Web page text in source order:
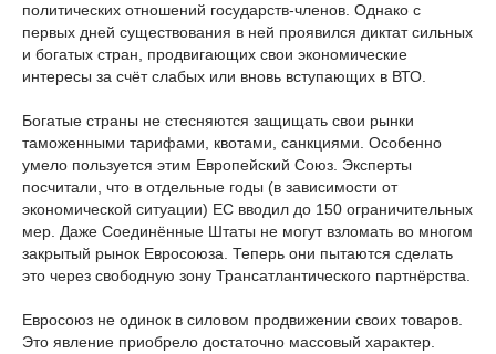
политических отношений государств-членов. Однако с
первых дней существования в ней проявился диктат сильных
и богатых стран, продвигающих свои экономические
интересы за счёт слабых или вновь вступающих в ВТО.
Богатые страны не стесняются защищать свои рынки
таможенными тарифами, квотами, санкциями. Особенно
умело пользуется этим Европейский Союз. Эксперты
посчитали, что в отдельные годы (в зависимости от
экономической ситуации) ЕС вводил до 150 ограничительных
мер. Даже Соединённые Штаты не могут взломать во многом
закрытый рынок Евросоюза. Теперь они пытаются сделать
это через свободную зону Трансатлантического партнёрства.
Евросоюз не одинок в силовом продвижении своих товаров.
Это явление приобрело достаточно массовый характер.